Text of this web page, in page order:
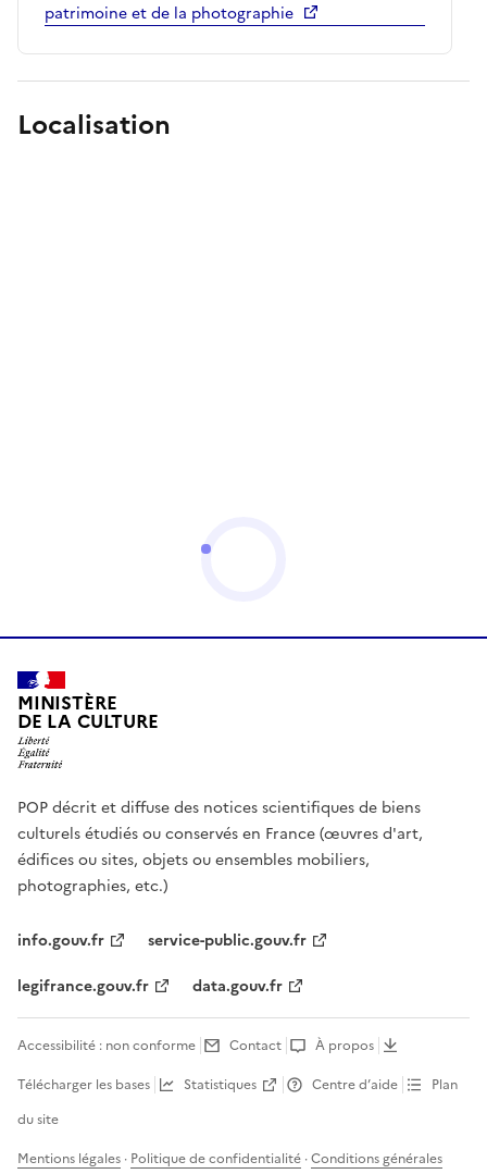
patrimoine et de la photographie
Localisation
MINISTÈRE
DE LA CULTURE
POP décrit et diffuse des notices scientifiques de biens
culturels étudiés ou conservés en France (œuvres d'art,
édifices ou sites, objets ou ensembles mobiliers,
photographies, etc.)
info.gouv.fr
service-public.gouv.fr
legifrance.gouv.fr
data.gouv.fr
Accessibilité : non conforme Contact
À propos
Télécharger les bases
Statistiques Centre d’aide
Plan
du site
Mentions légales · Politique de confidentialité ·Conditions générales